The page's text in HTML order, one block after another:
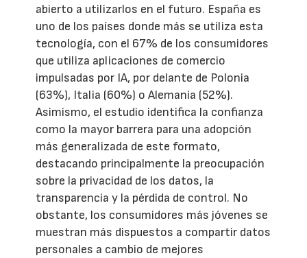
abierto a utilizarlos en el futuro. España es
uno de los países donde más se utiliza esta
tecnología, con el 67% de los consumidores
que utiliza aplicaciones de comercio
impulsadas por IA, por delante de Polonia
(63%), Italia (60%) o Alemania (52%).
Asimismo, el estudio identifica la confianza
como la mayor barrera para una adopción
más generalizada de este formato,
destacando principalmente la preocupación
sobre la privacidad de los datos, la
transparencia y la pérdida de control. No
obstante, los consumidores más jóvenes se
muestran más dispuestos a compartir datos
personales a cambio de mejores